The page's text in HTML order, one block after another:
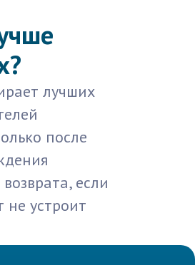
лучших
после
если
не устроит